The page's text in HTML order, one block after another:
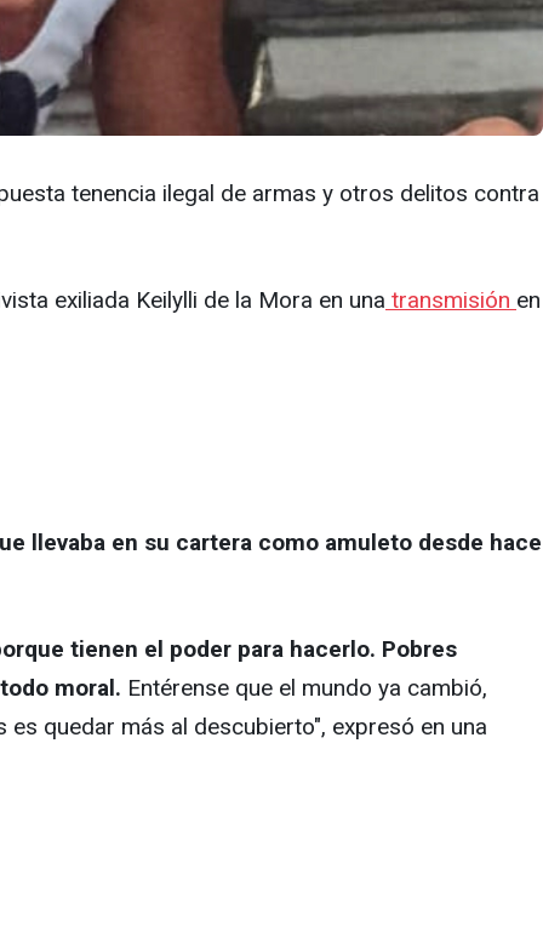
tenencia ilegal de armas y otros delitos contra
exiliada Keilylli de la Mora en una transmisión en
llevaba en su cartera como amuleto desde hace
tienen el poder para hacerlo. Pobres
moral. Entérense que el mundo ya cambió,
quedar más al descubierto", expresó en una